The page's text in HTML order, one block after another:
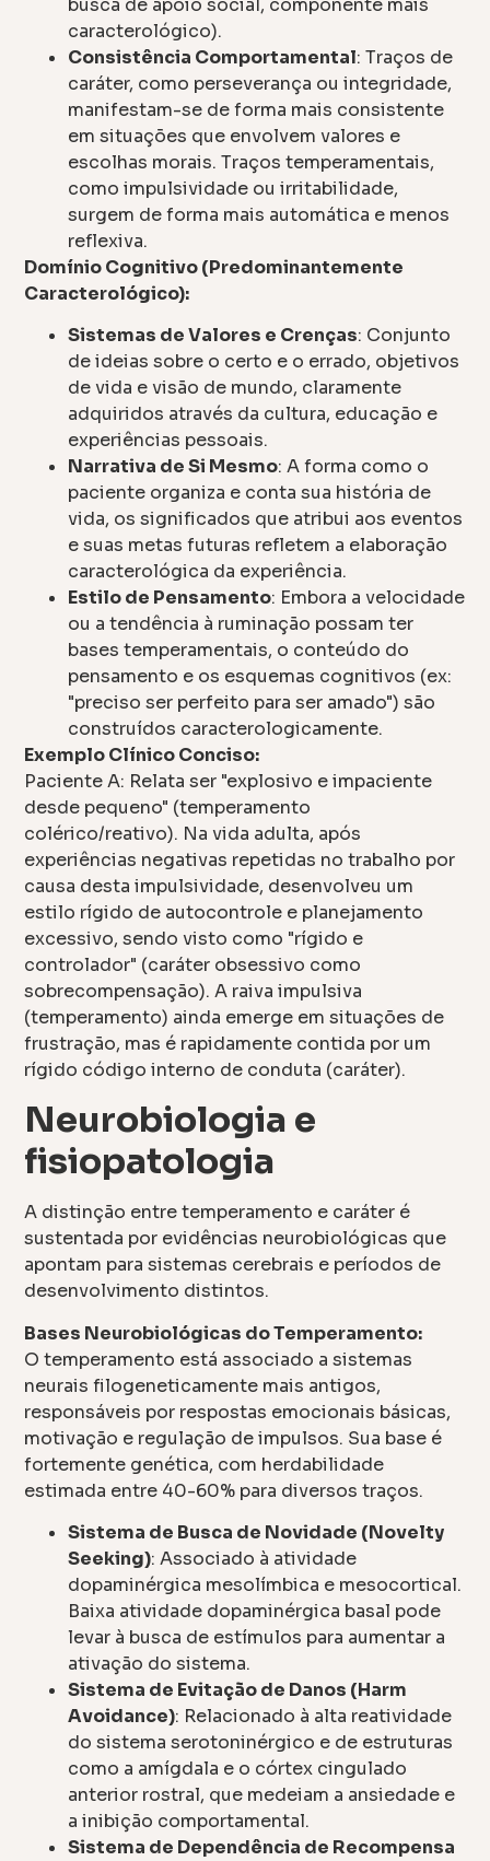
caracterológico).
Consistência Comportamental: Traços de
caráter, como perseverança ou integridade,
manifestam-se de forma mais consistente
em situações que envolvem valores e
escolhas morais. Traços temperamentais,
como impulsividade ou irritabilidade,
surgem de forma mais automática e menos
reflexiva.
Domínio Cognitivo (Predominantemente
Caracterológico):
Sistemas de Valores e Crenças: Conjunto
de ideias sobre o certo e o errado, objetivos
de vida e visão de mundo, claramente
adquiridos através da cultura, educação e
experiências pessoais.
Narrativa de Si Mesmo: A forma como o
paciente organiza e conta sua história de
vida, os significados que atribui aos eventos
e suas metas futuras refletem a elaboração
caracterológica da experiência.
Estilo de Pensamento: Embora a velocidade
ou a tendência à ruminação possam ter
bases temperamentais, o conteúdo do
pensamento e os esquemas cognitivos (ex:
"preciso ser perfeito para ser amado") são
construídos caracterologicamente.
Exemplo Clínico Conciso:
Paciente A: Relata ser "explosivo e impaciente
desde pequeno" (temperamento
colérico/reativo). Na vida adulta, após
experiências negativas repetidas no trabalho por
causa desta impulsividade, desenvolveu um
estilo rígido de autocontrole e planejamento
excessivo, sendo visto como "rígido e
controlador" (caráter obsessivo como
sobrecompensação). A raiva impulsiva
(temperamento) ainda emerge em situações de
frustração, mas é rapidamente contida por um
rígido código interno de conduta (caráter).
Neurobiologia e
fisiopatologia
A distinção entre temperamento e caráter é
sustentada por evidências neurobiológicas que
apontam para sistemas cerebrais e períodos de
desenvolvimento distintos.
Bases Neurobiológicas do Temperamento:
O temperamento está associado a sistemas
neurais filogeneticamente mais antigos,
responsáveis por respostas emocionais básicas,
motivação e regulação de impulsos. Sua base é
fortemente genética, com herdabilidade
estimada entre 40-60% para diversos traços.
Sistema de Busca de Novidade (Novelty
Seeking): Associado à atividade
dopaminérgica mesolímbica e mesocortical.
Baixa atividade dopaminérgica basal pode
levar à busca de estímulos para aumentar a
ativação do sistema.
Sistema de Evitação de Danos (Harm
Avoidance): Relacionado à alta reatividade
do sistema serotoninérgico e de estruturas
como a amígdala e o córtex cingulado
anterior rostral, que medeiam a ansiedade e
a inibição comportamental.
Sistema de Dependência de Recompensa